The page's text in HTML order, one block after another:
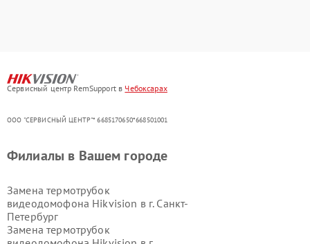
Сервисный центр RemSupport в Чебоксарах
ООО "СЕРВИСНЫЙ ЦЕНТР"* 6685170650*668501001
Филиалы в Вашем городе
Замена термотрубок
видеодомофона Hikvision в г. Санкт-
Петербург
Замена термотрубок